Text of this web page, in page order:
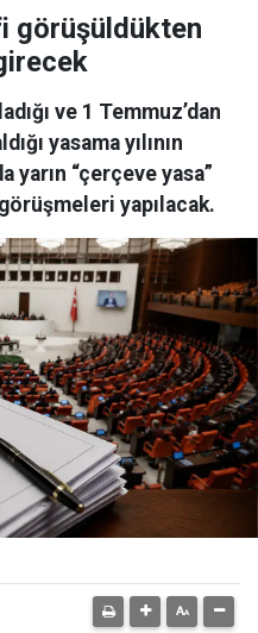
görüşüldükten
ve 1 Temmuz’dan
yasama yılının
yarın “çerçeve yasa”
yapılacak.